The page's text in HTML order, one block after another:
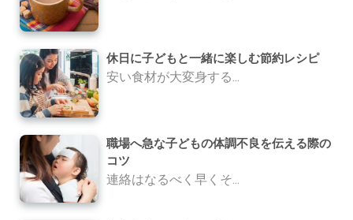
休日に子どもと一緒に楽しむ節約レシピ
安い食材が大変身する...
職場へ急な子どもの体調不良を伝える際の
コツ
連絡はなるべく早くそ...